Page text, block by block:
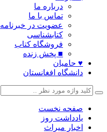
درباره ما
تماس با ما
عضویت در خبرنامه
کتابشناسی
فروشگاه کتاب
■ پخش زنده
♥ حامیان
دانشگاه افغانستان
صفحه نخست
یادداشت روز
اخبار میراث